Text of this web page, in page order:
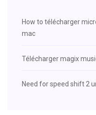
How to télécharger
mac
Télécharger magix
Need for speed shift 2